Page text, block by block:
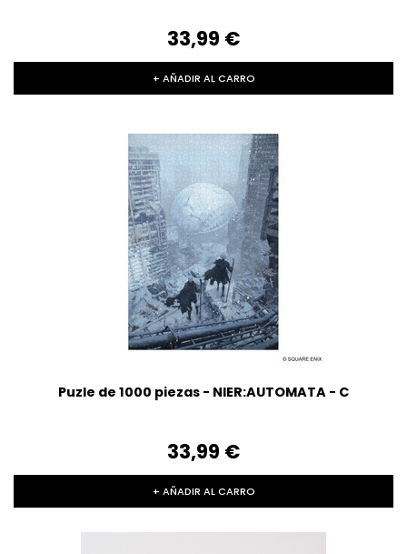
33,99‎ ‎€
+ AÑADIR AL CARRO
Puzle de 1000 piezas - NIER:AUTOMATA - C
33,99‎ ‎€
+ AÑADIR AL CARRO